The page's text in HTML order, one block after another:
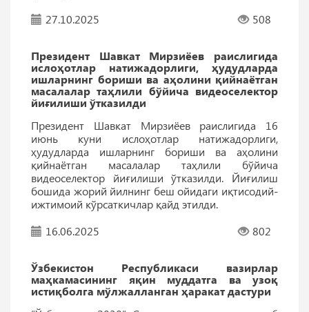
27.10.2025
508
Президент Шавкат Мирзиёев раислигида
ислоҳотлар натижадорлиги, ҳудудларда
ишларнинг бориши ва аҳолини қийнаётган
масалалар таҳлили бўйича видеоселектор
йиғилиши ўтказилди
Президент Шавкат Мирзиёев раислигида 16
июнь куни ислоҳотлар натижадорлиги,
ҳудудларда ишларнинг бориши ва аҳолини
қийнаётган масалалар таҳлили бўйича
видеоселектор йиғилиши ўтказилди. Йиғилиш
бошида жорий йилнинг беш ойидаги иқтисодий-
ижтимоий кўрсаткичлар қайд этилди.
16.06.2025
802
Ўзбекистон Республикаси вазирлар
маҳкамасининг яқин муддатга ва узоқ
истиқболга мўлжалланган ҳаракат дастури